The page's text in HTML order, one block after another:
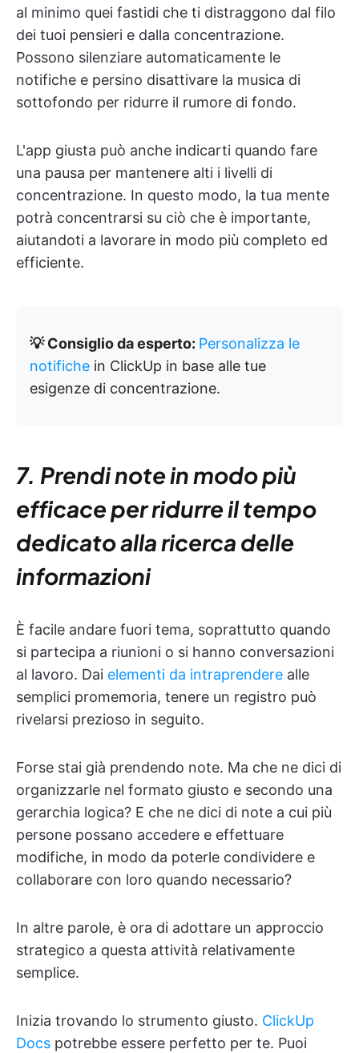
al minimo quei fastidi che ti distraggono dal filo
dei tuoi pensieri e dalla concentrazione.
Possono silenziare automaticamente le
notifiche e persino disattivare la musica di
sottofondo per ridurre il rumore di fondo.
L'app giusta può anche indicarti quando fare
una pausa per mantenere alti i livelli di
concentrazione. In questo modo, la tua mente
potrà concentrarsi su ciò che è importante,
aiutandoti a lavorare in modo più completo ed
efficiente.
💡 Consiglio da esperto: Personalizza le
notifiche in ClickUp in base alle tue
esigenze di concentrazione.
7. Prendi note in modo più
efficace per ridurre il tempo
dedicato alla ricerca delle
informazioni
È facile andare fuori tema, soprattutto quando
si partecipa a riunioni o si hanno conversazioni
al lavoro. Dai elementi da intraprendere alle
semplici promemoria, tenere un registro può
rivelarsi prezioso in seguito.
Forse stai già prendendo note. Ma che ne dici di
organizzarle nel formato giusto e secondo una
gerarchia logica? E che ne dici di note a cui più
persone possano accedere e effettuare
modifiche, in modo da poterle condividere e
collaborare con loro quando necessario?
In altre parole, è ora di adottare un approccio
strategico a questa attività relativamente
semplice.
Inizia trovando lo strumento giusto. ClickUp
Docs potrebbe essere perfetto per te. Puoi